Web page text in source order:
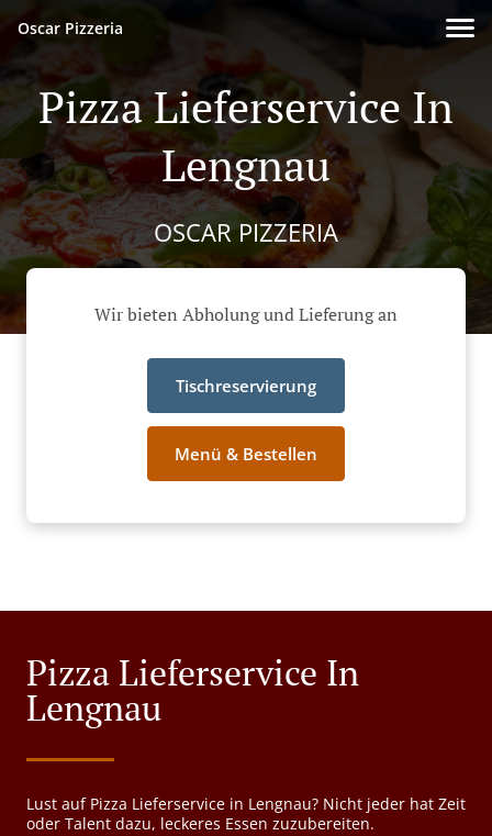
Oscar Pizzeria
Pizza Lieferservice In
Lengnau
OSCAR PIZZERIA
Wir bieten Abholung und Lieferung an
Tischreservierung
Menü & Bestellen
Pizza Lieferservice In
Lengnau
Lust auf Pizza Lieferservice in Lengnau? Nicht jeder hat Zeit
oder Talent dazu, leckeres Essen zuzubereiten.